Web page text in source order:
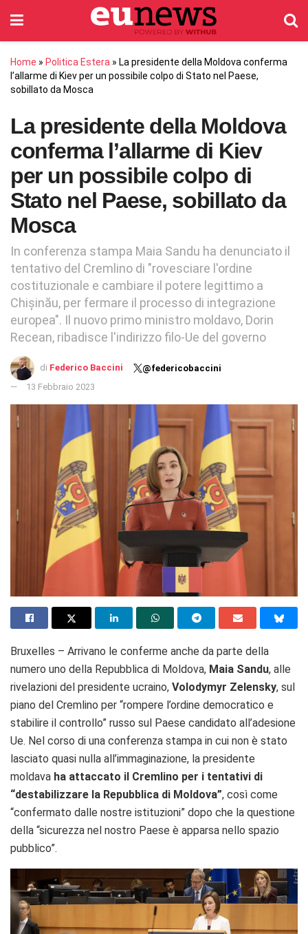
Home » Politica Estera » La presidente della Moldova conferma
l’allarme di Kiev per un possibile colpo di Stato nel Paese,
sobillato da Mosca
La presidente della Moldova
conferma l’allarme di Kiev
per un possibile colpo di
Stato nel Paese, sobillato da
Mosca
In conferenza stampa Maia Sandu ha denunciato il
tentativo del Cremlino di "rovesciare l'ordine
costituzionale e cambiare il potere legittimo a
Chișinău, per fermare il processo di integrazione
europea". Il nuovo primo ministro moldavo, Dorin
Recean, ribadisce l'indirizzo filo-Ue del governo
di Federico Baccini
@federicobaccini
13 Febbraio 2023
Bruxelles – Arrivano le conferme anche da parte della
numero uno della Repubblica di Moldova, Maia Sandu, alle
rivelazioni del presidente ucraino, Volodymyr Zelensky, sul
piano del Cremlino per “rompere l’ordine democratico e
stabilire il controllo” russo sul Paese candidato all’adesione
Ue. Nel corso di una conferenza stampa in cui non è stato
lasciato quasi nulla all’immaginazione, la presidente
moldava ha attaccato il Cremlino per i tentativi di
“destabilizzare la Repubblica di Moldova”, così come
“confermato dalle nostre istituzioni” dopo che la questione
della “sicurezza nel nostro Paese è apparsa nello spazio
pubblico”.